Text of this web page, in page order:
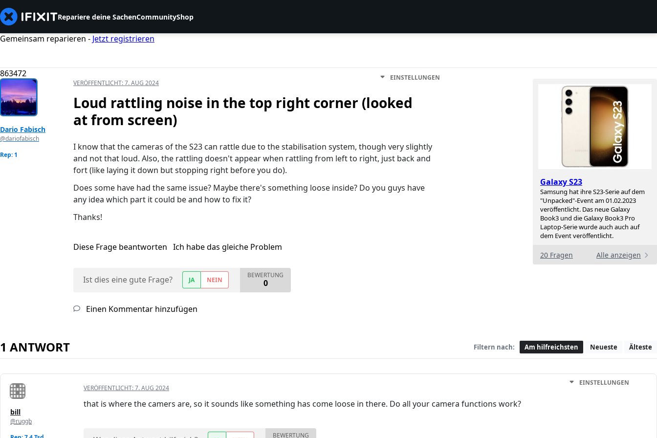
Repariere deine SachenCommunityShop
Gemeinsam reparieren - Jetzt registrieren
863472
Galaxy S23
Samsung hat ihre S23-Serie auf dem
"Unpacked"-Event am 01.02.2023
veröffentlicht. Das neue Galaxy
Book3 und die Galaxy Book3 Pro
Laptop-Serie wurde auch auch auf
dem Event veröffentlicht.
20 Fragen Alle anzeigen
Dario Fabisch
@dariofabisch
Rep: 1
VERÖFFENTLICHT:7. AUG 2024
EINSTELLUNGEN
Loud rattling noise in the top right corner (looked
at from screen)
I know that the cameras of the S23 can rattle due to the stabilisation system, though very slightly
and not that loud. Also, the rattling doesn't appear when rattling from left to right, just back and
fort (like laying it down but stopping right before you do).
Does some have had the same issue? Maybe there's something loose inside? Do you guys have
any idea which part it could be and how to fix it?
Thanks!
Diese Frage beantworten Ich habe das gleiche Problem
Ist dies eine gute Frage? JA NEIN
BEWERTUNG
0
Einen Kommentar hinzufügen
1 ANTWORT Filtern nach: Am hilfreichsten Neueste Älteste
bill
@ruggb
VERÖFFENTLICHT:7. AUG 2024
EINSTELLUNGEN
that is where the camers are, so it sounds like something has come loose in there. Do all your camera functions work?
BEWERTUNG